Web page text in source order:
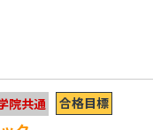
院共通 合格目標